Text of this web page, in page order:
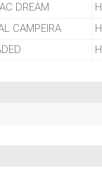
DREAM H
CAMPEIRA H
H